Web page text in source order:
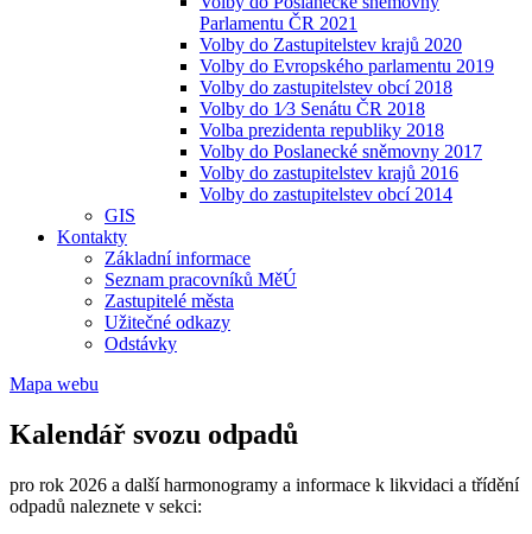
Parlamentu ČR 2021
Volby do Zastupitelstev krajů 2020
Volby do Evropského parlamentu 2019
Volby do zastupitelstev obcí 2018
Volby do 1⁄3 Senátu ČR 2018
Volba prezidenta republiky 2018
Volby do Poslanecké sněmovny 2017
Volby do zastupitelstev krajů 2016
Volby do zastupitelstev obcí 2014
GIS
Kontakty
Základní informace
Seznam pracovníků MěÚ
Zastupitelé města
Užitečné odkazy
Odstávky
Mapa webu
Kalendář svozu odpadů
pro rok 2026 a další harmonogramy a informace k likvidaci a třídění
odpadů naleznete v sekci: